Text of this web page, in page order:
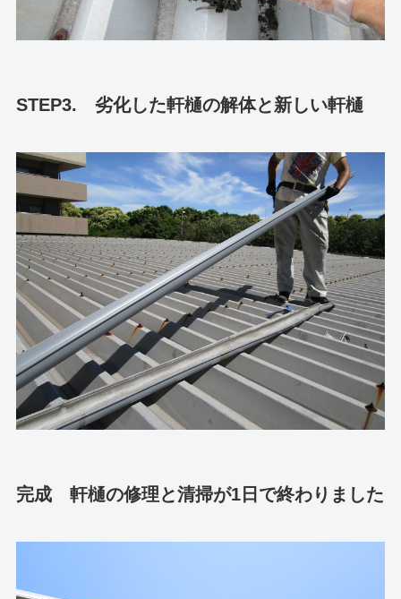
STEP3. 劣化した軒樋の解体と新しい軒樋
完成 軒樋の修理と清掃が1日で終わりました